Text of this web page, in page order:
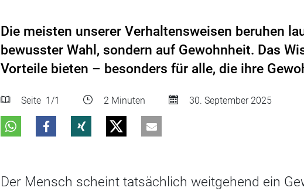
Die meisten unserer Verhaltensweisen beruhen
bewusster Wahl, sondern auf Gewohnheit. Das
Vorteile bieten – besonders für alle, die ihre
Seite 1 /1 2 Minuten 30. September 2025
Der Mensch scheint tatsächlich weitgehend ein